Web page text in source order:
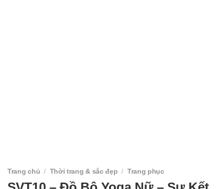
Trang chủ / Thời trang & sắc đẹp / Trang phục